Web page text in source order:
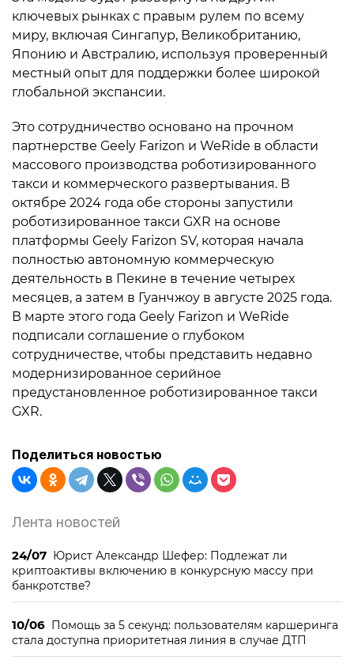
ключевых рынках с правым рулем по всему
миру, включая Сингапур, Великобританию,
Японию и Австралию, используя проверенный
местный опыт для поддержки более широкой
глобальной экспансии.
Это сотрудничество основано на прочном
партнерстве Geely Farizon и WeRide в области
массового производства роботизированного
такси и коммерческого развертывания. В
октябре 2024 года обе стороны запустили
роботизированное такси GXR на основе
платформы Geely Farizon SV, которая начала
полностью автономную коммерческую
деятельность в Пекине в течение четырех
месяцев, а затем в Гуанчжоу в августе 2025 года.
В марте этого года Geely Farizon и WeRide
подписали соглашение о глубоком
сотрудничестве, чтобы представить недавно
модернизированное серийное
предустановленное роботизированное такси
GXR.
Поделиться новостью
Лента новостей
24/07 Юрист Александр Шефер: Подлежат ли
криптоактивы включению в конкурсную массу при
банкротстве?
10/06 Помощь за 5 секунд: пользователям каршеринга
стала доступна приоритетная линия в случае ДТП